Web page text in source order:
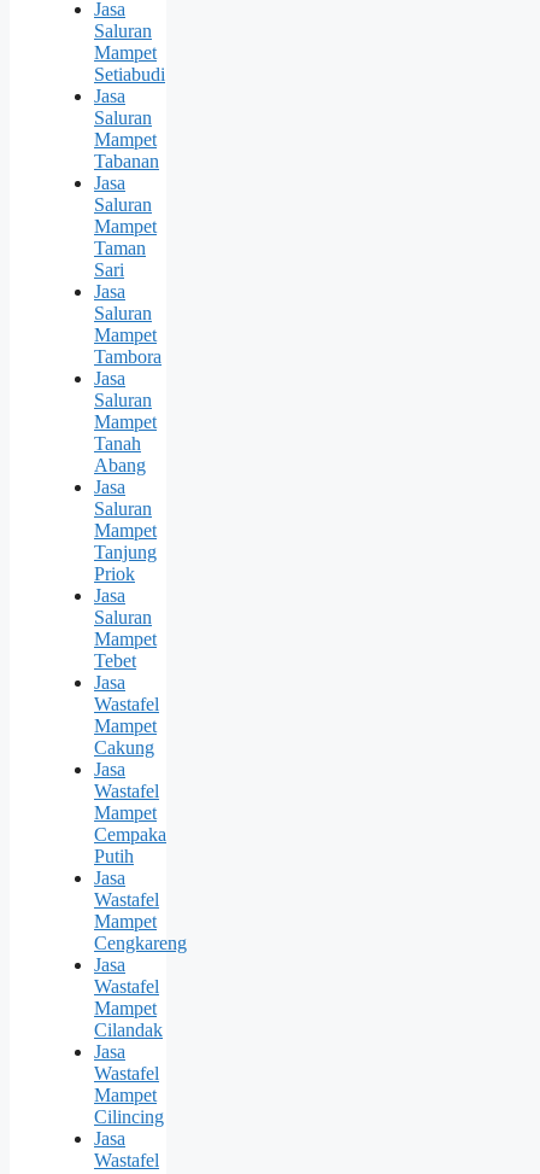
Jasa
Saluran
Mampet
Setiabudi
Jasa
Saluran
Mampet
Tabanan
Jasa
Saluran
Mampet
Taman
Sari
Jasa
Saluran
Mampet
Tambora
Jasa
Saluran
Mampet
Tanah
Abang
Jasa
Saluran
Mampet
Tanjung
Priok
Jasa
Saluran
Mampet
Tebet
Jasa
Wastafel
Mampet
Cakung
Jasa
Wastafel
Mampet
Cempaka
Putih
Jasa
Wastafel
Mampet
Cengkareng
Jasa
Wastafel
Mampet
Cilandak
Jasa
Wastafel
Mampet
Cilincing
Jasa
Wastafel